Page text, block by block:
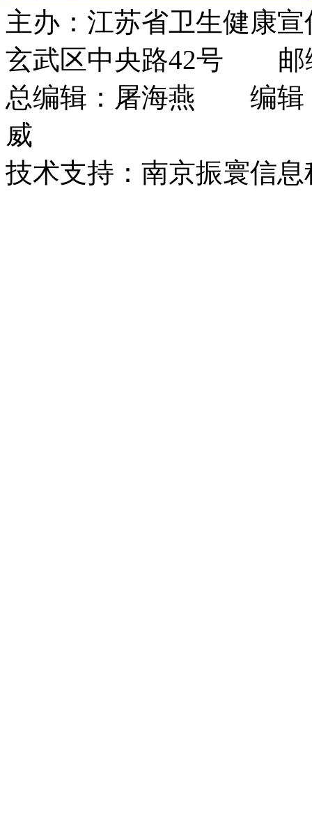
主办：江苏省卫生健康
玄武区中央路42号 邮
总编辑：屠海燕 编
威
技术支持：南京振寰信